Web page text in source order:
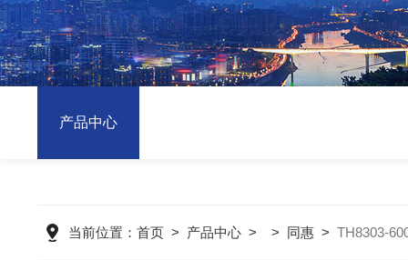
产品中心
当前位置： 首页> 产品中心> > 同惠> TH8303-